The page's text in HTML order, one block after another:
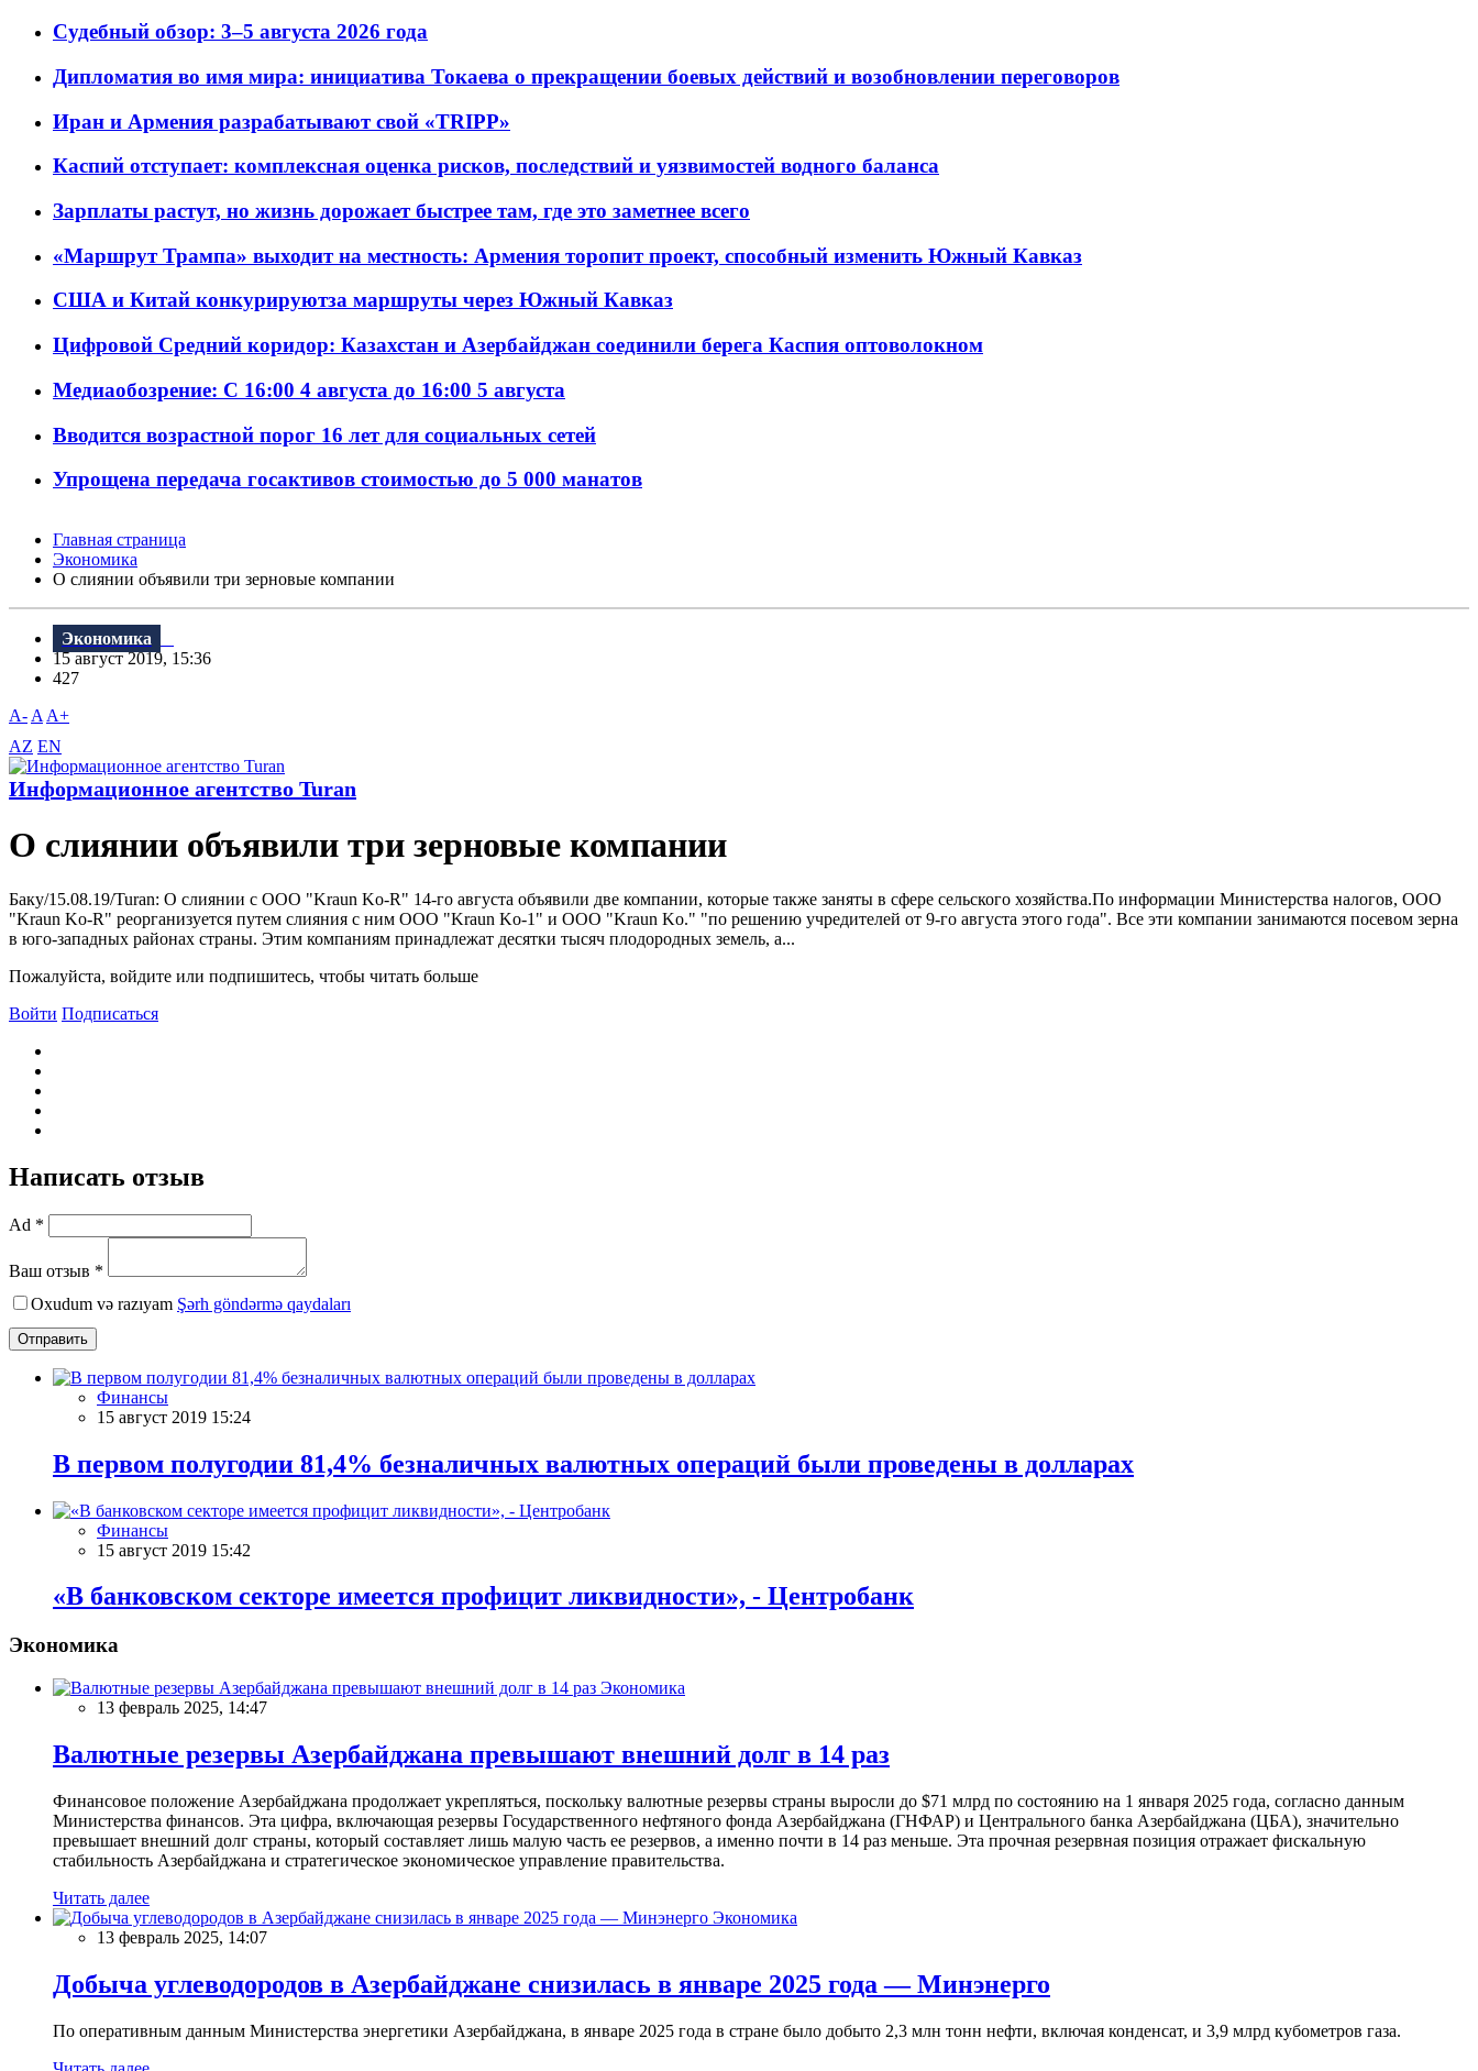
Судебный обзор: 3–5 августа 2026 года
Дипломатия во имя мира: инициатива Токаева о прекращении боевых действий и возобновлении переговоров
Иран и Армения разрабатывают свой «TRIPP»
Каспий отступает: комплексная оценка рисков, последствий и уязвимостей водного баланса
Зарплаты растут, но жизнь дорожает быстрее там, где это заметнее всего
«Маршрут Трампа» выходит на местность: Армения торопит проект, способный изменить Южный Кавказ
США и Китай конкурируютза маршруты через Южный Кавказ
Цифровой Средний коридор: Казахстан и Азербайджан соединили берега Каспия оптоволокном
Медиаобозрение: С 16:00 4 августа до 16:00 5 августа
Вводится возрастной порог 16 лет для социальных сетей
Упрощена передача госактивов стоимостью до 5 000 манатов
Главная страница
Экономика
О слиянии объявили три зерновые компании
Экономика
15 август 2019, 15:36
427
A- A A+
AZ EN
Информационное агентство Turan
О слиянии объявили три зерновые компании
Баку/15.08.19/Turan: О слиянии с ООО "Kraun Ko-R" 14-го августа объявили две компании, которые также заняты в сфере сельского хозяйства.По информации Министерства налогов, ООО
"Kraun Ko-R" реорганизуется путем слияния с ним ООО "Kraun Ko-1" и ООО "Kraun Ko." "по решению учредителей от 9-го августа этого года". Bсе эти компании занимаются посевом зерна
в юго-западных районах страны. Этим компаниям принадлежат десятки тысяч плодородных земель, а...
Пожалуйста, войдите или подпишитесь, чтобы читать больше
Войти Подписаться
Написать отзыв
Ad *
Ваш отзыв *
Oxudum və razıyam Şərh göndərmə qaydaları
Отправить
Финансы
15 август 2019 15:24
В первом полугодии 81,4% безналичных валютных операций были проведены в долларах
Финансы
15 август 2019 15:42
«В банковском секторе имеется профицит ликвидности», - Центробанк
Экономика
Экономика
13 февраль 2025, 14:47
Валютные резервы Азербайджана превышают внешний долг в 14 раз
Финансовое положение Азербайджана продолжает укрепляться, поскольку валютные резервы страны выросли до $71 млрд по состоянию на 1 января 2025 года, согласно данным
Министерства финансов. Эта цифра, включающая резервы Государственного нефтяного фонда Азербайджана (ГНФАР) и Центрального банка Азербайджана (ЦБА), значительно
превышает внешний долг страны, который составляет лишь малую часть ее резервов, а именно почти в 14 раз меньше. Эта прочная резервная позиция отражает фискальную
стабильность Азербайджана и стратегическое экономическое управление правительства.
Читать далее
Экономика
13 февраль 2025, 14:07
Добыча углеводородов в Азербайджане снизилась в январе 2025 года — Минэнерго
По оперативным данным Министерства энергетики Азербайджана, в январе 2025 года в стране было добыто 2,3 млн тонн нефти, включая конденсат, и 3,9 млрд кубометров газа.